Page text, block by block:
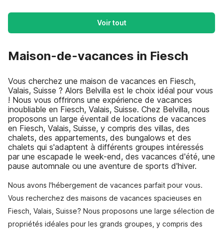
Voir tout
Maison-de-vacances in Fiesch
Vous cherchez une maison de vacances en Fiesch,
Valais, Suisse ? Alors Belvilla est le choix idéal pour vous
! Nous vous offrirons une expérience de vacances
inoubliable en Fiesch, Valais, Suisse. Chez Belvilla, nous
proposons un large éventail de locations de vacances
en Fiesch, Valais, Suisse, y compris des villas, des
chalets, des appartements, des bungalows et des
chalets qui s'adaptent à différents groupes intéressés
par une escapade le week-end, des vacances d'été, une
pause automnale ou une aventure de sports d'hiver.
Nous avons l'hébergement de vacances parfait pour vous.
Vous recherchez des maisons de vacances spacieuses en
Fiesch, Valais, Suisse? Nous proposons une large sélection de
propriétés idéales pour les grands groupes, y compris des